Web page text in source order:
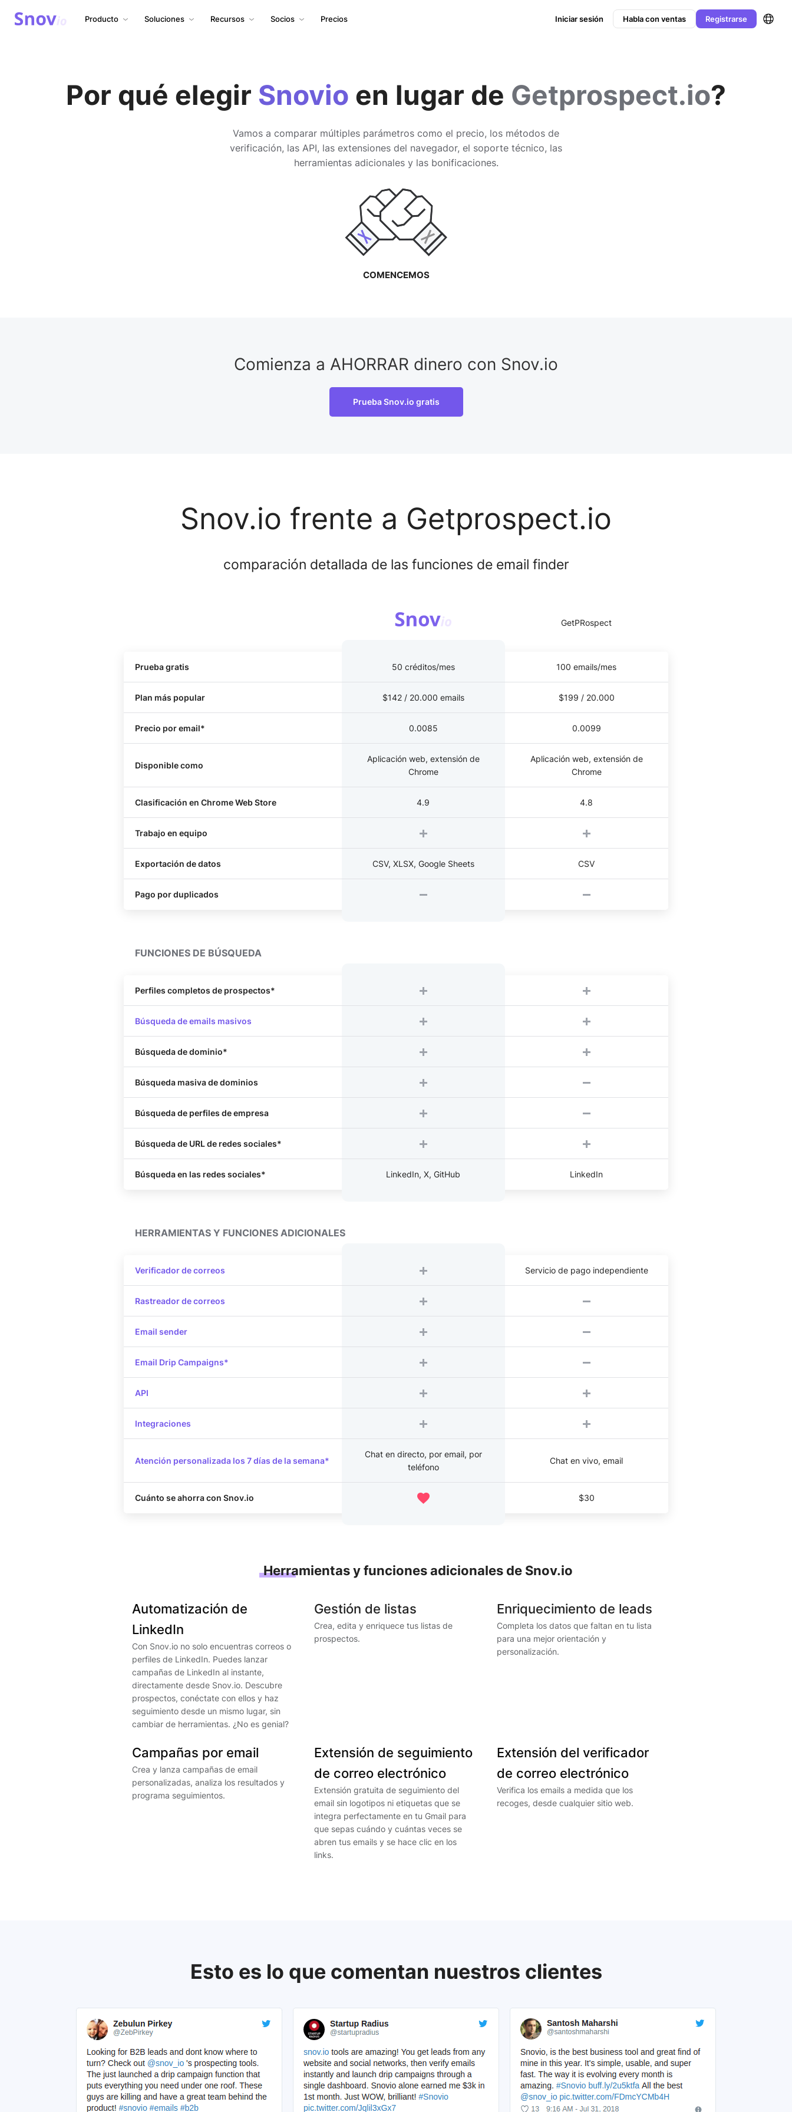
Producto Soluciones Recursos Socios Precios Iniciar sesión Habla con ventas Registrarse
Por qué elegir Snovio en lugar de Getprospect.io?
Vamos a comparar múltiples parámetros como el precio, los métodos de
verificación, las API, las extensiones del navegador, el soporte técnico, las
herramientas adicionales y las bonificaciones.
COMENCEMOS
Comienza a AHORRAR dinero con Snov.io
Prueba Snov.io gratis
Snov.io frente a Getprospect.io
comparación detallada de las funciones de email finder
Prueba gratis 50 créditos/mes 100 emails/mes
Plan más popular $142 / 20.000 emails $199 / 20.000
Precio por email* 0.0085 0.0099
Disponible como
Aplicación web, extensión de
Chrome
Aplicación web, extensión de
Chrome
Clasificación en Chrome Web Store 4.9 4.8
Trabajo en equipo
Exportación de datos CSV, XLSX, Google Sheets CSV
Pago por duplicados
FUNCIONES DE BÚSQUEDA
Perfiles completos de prospectos*
Búsqueda de emails masivos
Búsqueda de dominio*
Búsqueda masiva de dominios
Búsqueda de perfiles de empresa
Búsqueda de URL de redes sociales*
Búsqueda en las redes sociales* LinkedIn, X, GitHub LinkedIn
HERRAMIENTAS Y FUNCIONES ADICIONALES
Verificador de correos Servicio de pago independiente
Rastreador de correos
Email sender
Email Drip Campaigns*
API
Integraciones
Atención personalizada los 7 días de la semana*
Chat en directo, por email, por
teléfono
Chat en vivo, email
Cuánto se ahorra con Snov.io $30
Herramientas y funciones adicionales de Snov.io
Automatización de
LinkedIn
Con Snov.io no solo encuentras correos o
perfiles de LinkedIn. Puedes lanzar
campañas de LinkedIn al instante,
directamente desde Snov.io. Descubre
prospectos, conéctate con ellos y haz
seguimiento desde un mismo lugar, sin
cambiar de herramientas. ¿No es genial?
Gestión de listas
Crea, edita y enriquece tus listas de
prospectos.
Enriquecimiento de leads
Completa los datos que faltan en tu lista
para una mejor orientación y
personalización.
Campañas por email
Crea y lanza campañas de email
personalizadas, analiza los resultados y
programa seguimientos.
Extensión de seguimiento
de correo electrónico
Extensión gratuita de seguimiento del
email sin logotipos ni etiquetas que se
integra perfectamente en tu Gmail para
que sepas cuándo y cuántas veces se
abren tus emails y se hace clic en los
links.
Extensión del verificador
de correo electrónico
Verifica los emails a medida que los
recoges, desde cualquier sitio web.
Esto es lo que comentan nuestros clientes